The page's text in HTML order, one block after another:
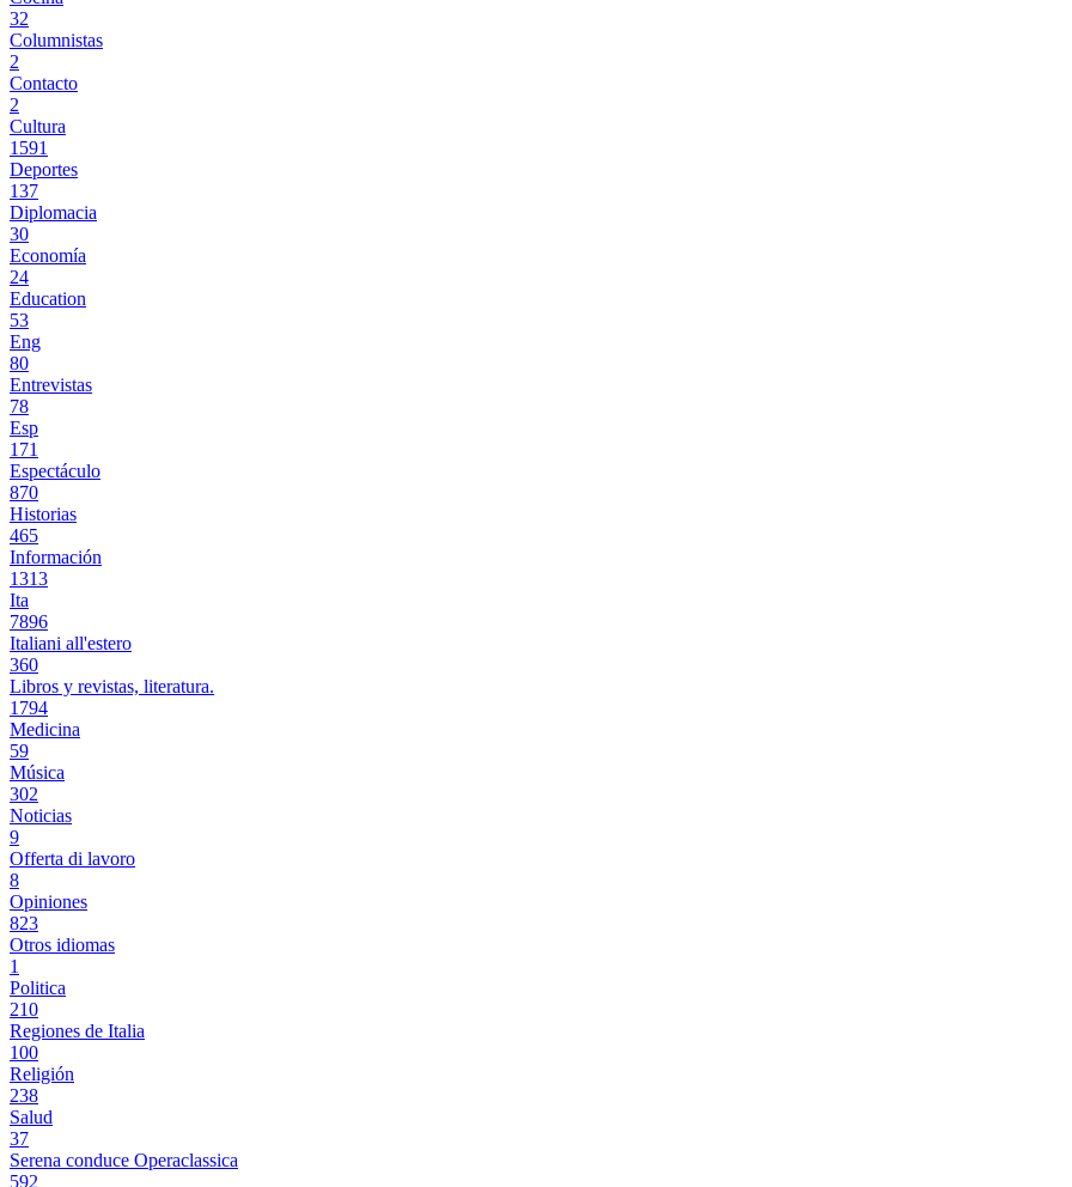
32
Columnistas
2
Contacto
2
Cultura
1591
Deportes
137
Diplomacia
30
Economía
24
Education
53
Eng
80
Entrevistas
78
Esp
171
Espectáculo
870
Historias
465
Información
1313
Ita
7896
Italiani all'estero
360
Libros y revistas, literatura.
1794
Medicina
59
Música
302
Noticias
9
Offerta di lavoro
8
Opiniones
823
Otros idiomas
1
Politica
210
Regiones de Italia
100
Religión
238
Salud
37
Serena conduce Operaclassica
592